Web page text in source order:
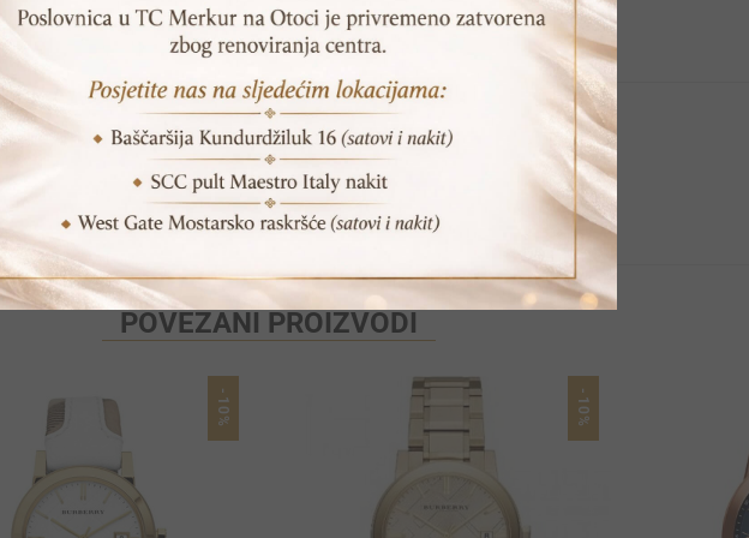
Print Pošalji prijatelju
POVEZANI PROIZVODI
-10% -10%